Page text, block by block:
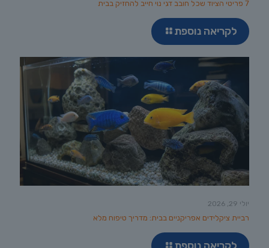
7 פריטי הציוד שכל חובב דגי נוי חייב להחזיק בבית
לקריאה נוספת
יולי 29, 2026
רביית ציקלידים אפריקניים בבית: מדריך טיפוח מלא